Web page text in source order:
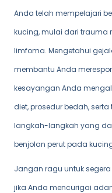
Anda telah mempelajari
kucing, mulai dari trauma
limfoma. Mengetahui
membantu Anda
kesayangan Anda
diet, prosedur bedah,
langkah-langkah yang
benjolan perut pada
Jangan ragu untuk
jika Anda mencurigai